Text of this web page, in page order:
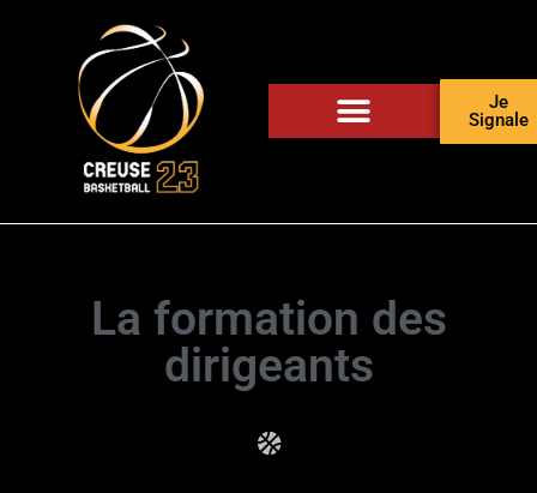
Je
Signale
La formation des
dirigeants